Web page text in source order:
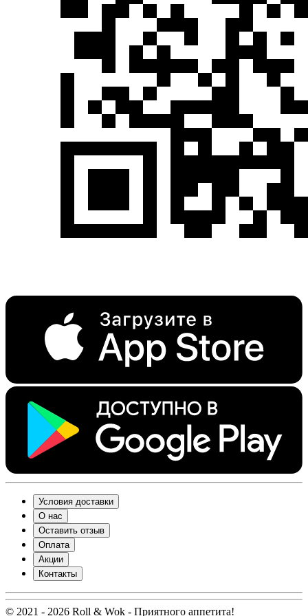
Условия доставки
О нас
Оставить отзыв
Оплата
Акции
Контакты
© 2021 - 2026 Roll & Wok - Приятного аппетита!